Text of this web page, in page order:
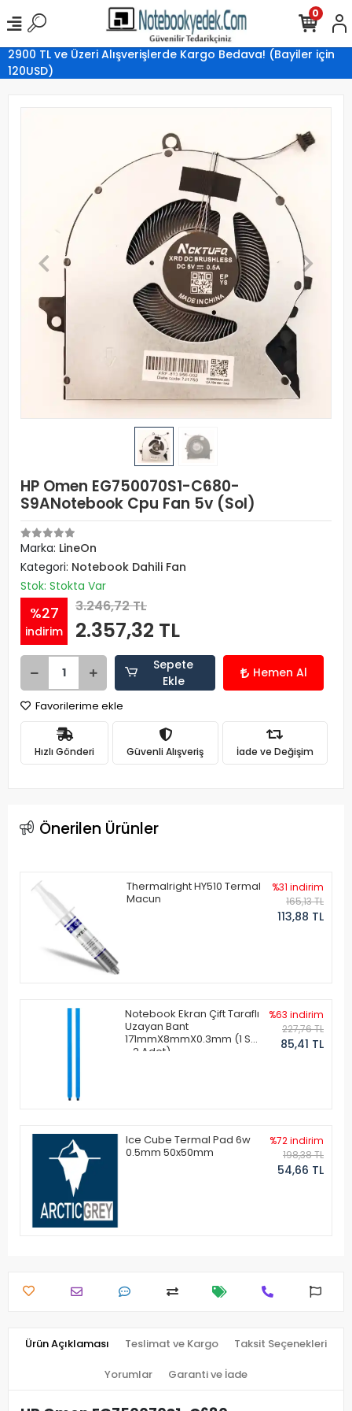
2900 TL ve Üzeri Alışverişlerde Kargo Bedava! (Bayiler için
120USD)
0
HP Omen EG750070S1-C680-
S9ANotebook Cpu Fan 5v (Sol)
Marka: LineOn
Kategori: Notebook Dahili Fan
Stok: Stokta Var
%27
indirim
3.246,72 TL
2.357,32 TL
Sepete
Ekle
Hemen Al
Favorilerime ekle
Hızlı Gönderi Güvenli Alışveriş İade ve Değişim
Önerilen Ürünler
Thermalright HY510 Termal
Macun
%31 indirim
165,13 TL
113,88 TL
Notebook Ekran Çift Taraflı
Uzayan Bant
171mmX8mmX0.3mm (1 Set
- 2 Adet)
%63 indirim
227,76 TL
85,41 TL
Ice Cube Termal Pad 6w
0.5mm 50x50mm
%72 indirim
198,38 TL
54,66 TL
Ürün Açıklaması Teslimat ve Kargo Taksit Seçenekleri
Yorumlar Garanti ve İade